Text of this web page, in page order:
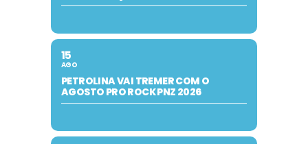
15
AGO
PETROLINA VAI TREMER COM O
AGOSTO PRO ROCK PNZ 2026